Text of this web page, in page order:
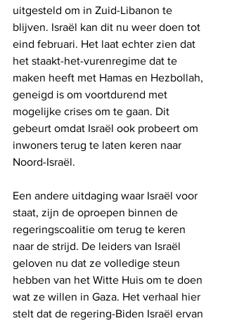
uitgesteld om in Zuid-Libanon te
blijven. Israël kan dit nu weer doen tot
eind februari. Het laat echter zien dat
het staakt-het-vurenregime dat te
maken heeft met Hamas en Hezbollah,
geneigd is om voortdurend met
mogelijke crises om te gaan. Dit
gebeurt omdat Israël ook probeert om
inwoners terug te laten keren naar
Noord-Israël.
Een andere uitdaging waar Israël voor
staat, zijn de oproepen binnen de
regeringscoalitie om terug te keren
naar de strijd. De leiders van Israël
geloven nu dat ze volledige steun
hebben van het Witte Huis om te doen
wat ze willen in Gaza. Het verhaal hier
stelt dat de regering-Biden Israël ervan